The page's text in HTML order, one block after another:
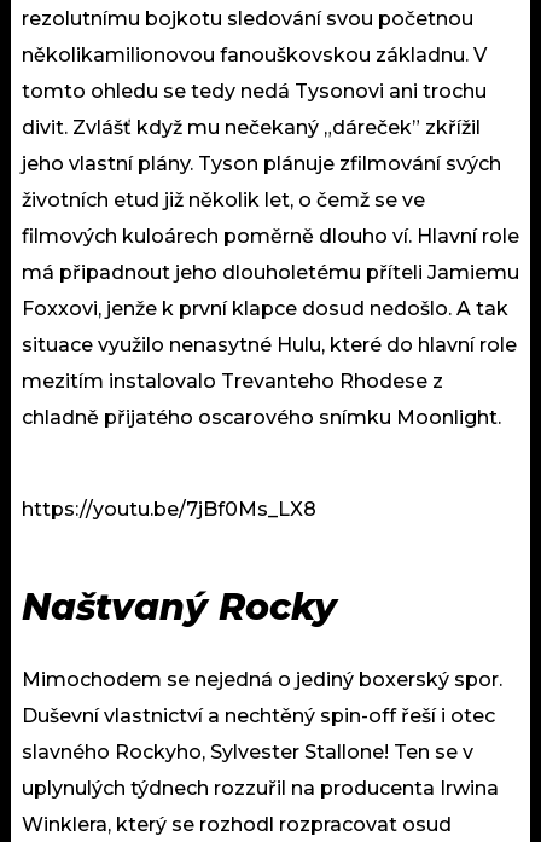
rezolutnímu bojkotu sledování svou početnou
několikamilionovou fanouškovskou základnu. V
tomto ohledu se tedy nedá Tysonovi ani trochu
divit. Zvlášť když mu nečekaný „dáreček” zkřížil
jeho vlastní plány. Tyson plánuje zfilmování svých
životních etud již několik let, o čemž se ve
filmových kuloárech poměrně dlouho ví. Hlavní role
má připadnout jeho dlouholetému příteli Jamiemu
Foxxovi, jenže k první klapce dosud nedošlo. A tak
situace využilo nenasytné Hulu, které do hlavní role
mezitím instalovalo Trevanteho Rhodese z
chladně přijatého oscarového snímku Moonlight.
https://youtu.be/7jBf0Ms_LX8
Naštvaný Rocky
Mimochodem se nejedná o jediný boxerský spor.
Duševní vlastnictví a nechtěný spin-off řeší i otec
slavného Rockyho, Sylvester Stallone! Ten se v
uplynulých týdnech rozzuřil na producenta Irwina
Winklera, který se rozhodl rozpracovat osud